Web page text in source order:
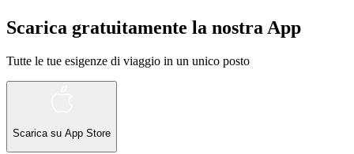
Scarica gratuitamente la nostra App
Tutte le tue esigenze di viaggio in un unico posto
Scarica su App Store